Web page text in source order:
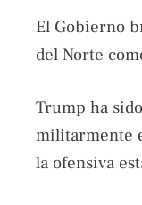
El Gobierno
del Norte
Trump ha
militarmente
la ofensiva